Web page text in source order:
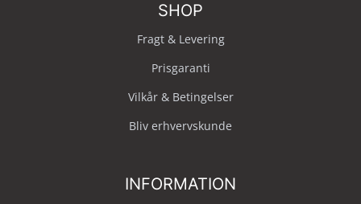
SHOP
Fragt & Levering
Prisgaranti
Vilkår & Betingelser
Bliv erhvervskunde
INFORMATION